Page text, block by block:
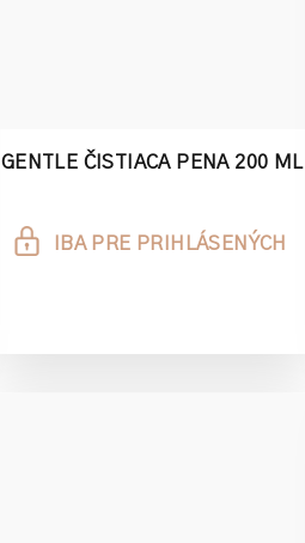
GENTLE ČISTIACA PENA 200 ML
IBA PRE PRIHLÁSENÝCH